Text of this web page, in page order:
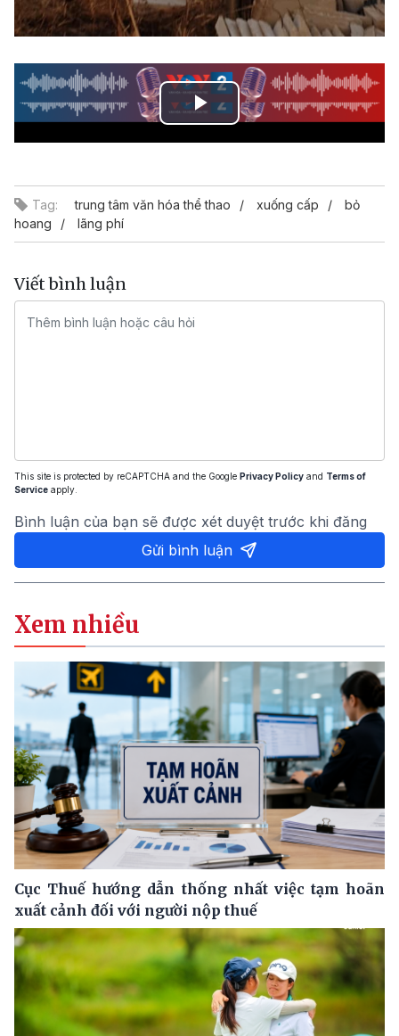
Play
Tag: trung tâm văn hóa thể thao xuống cấp
bỏ
hoang
lãng phí
Viết bình luận
This site is protected by reCAPTCHA and the Google Privacy Policy and Terms of
Service apply.
Bình luận của bạn sẽ được xét duyệt trước khi đăng
Gửi bình luận
Xem nhiều
Cục Thuế hướng dẫn thống nhất việc tạm hoãn
xuất cảnh đối với người nộp thuế